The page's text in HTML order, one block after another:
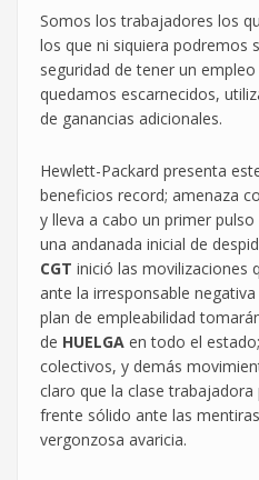
Somos los trabajadores los
los que ni siquiera podremos
seguridad de tener un
quedamos escarnecidos,
de ganancias adicionales.
Hewlett-Packard presenta
beneficios record; amenaza
y lleva a cabo un primer
una andanada inicial de
CGT inició las movilizaciones
ante la irresponsable
plan de empleabilidad
de HUELGA en todo el
colectivos, y demás
claro que la clase
frente sólido ante las mentiras
vergonzosa avaricia.